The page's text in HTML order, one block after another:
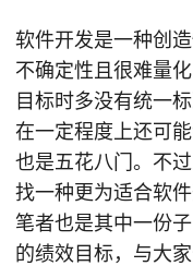
软件开发是一种创
不确定性且很难量
目标时多没有统一
在一定程度上还可
也是五花八门。不
找一种更为适合软
笔者也是其中一份
的绩效目标，与大